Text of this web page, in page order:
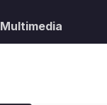
Multimedia